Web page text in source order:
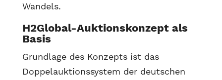
Wandels.
H2Global-Auktionskonzept als
Basis
Grundlage des Konzepts ist das
Doppelauktionssystem der deutschen